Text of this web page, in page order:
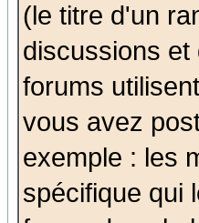
(le titre d'un
discussions et
forums
vous avez
exemple : les
spécifique qui